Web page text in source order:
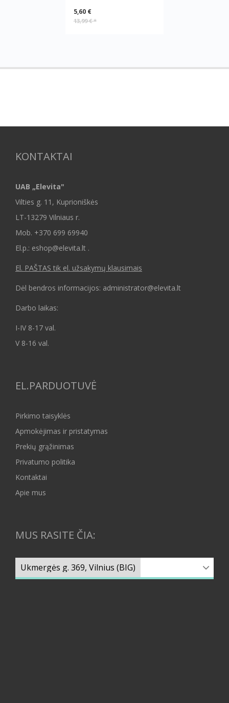
5,60 €
13,99 €*
KONTAKTAI
UAB „Elevita"
Vilties g. 11, Kuprioniškės
LT-13279 Vilniaus r.
Mob. +370 699 69940
El.p.: eshop@elevita.lt .
El. PAŠTAS tik el. užsakymų klausimais
Dėl bendros informacijos: administrator@elevita.lt
Darbo laikas:
I-IV 8-17 val.
V 8-16 val.
EL.PARDUOTUVĖ
Pirkimo taisyklės
Apmokėjimas ir pristatymas
Prekių grąžinimas
Privatumo politika
Kontaktai
Apie mus
MUS RASITE ČIA: